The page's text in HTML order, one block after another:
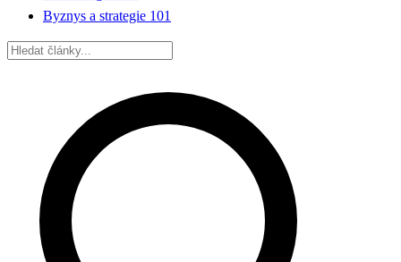
Byznys a strategie 101
Hledat: